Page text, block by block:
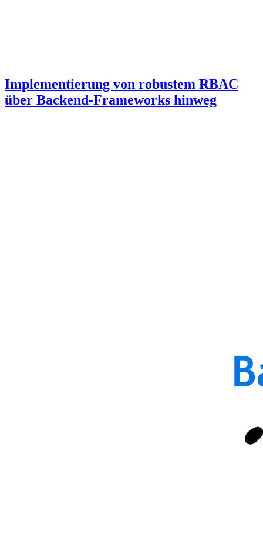
Implementierung von robustem RBAC
über Backend-Frameworks hinweg